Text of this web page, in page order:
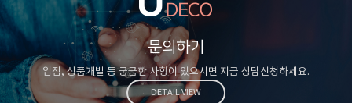
문의하기
입점, 상품개발 등 궁금한 사항이 있으시면 지금 상담신청하세요.
DETAIL VIEW